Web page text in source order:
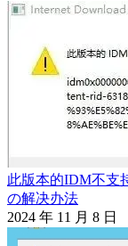
此版本的IDM不支
の解决办法
2024 年 11 月 8 日